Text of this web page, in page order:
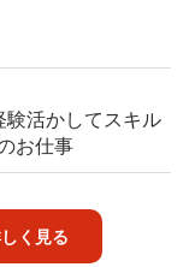
活かしてスキル
お仕事
く見る